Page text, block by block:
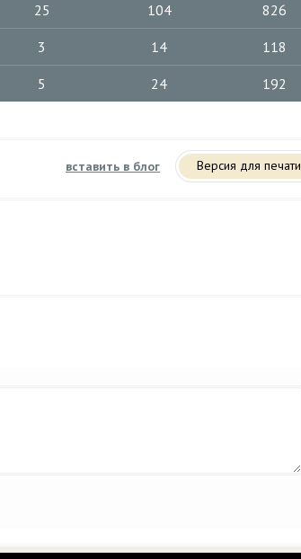
25 104 826
3 14 118
5 24 192
вставить в блог Версия для печати